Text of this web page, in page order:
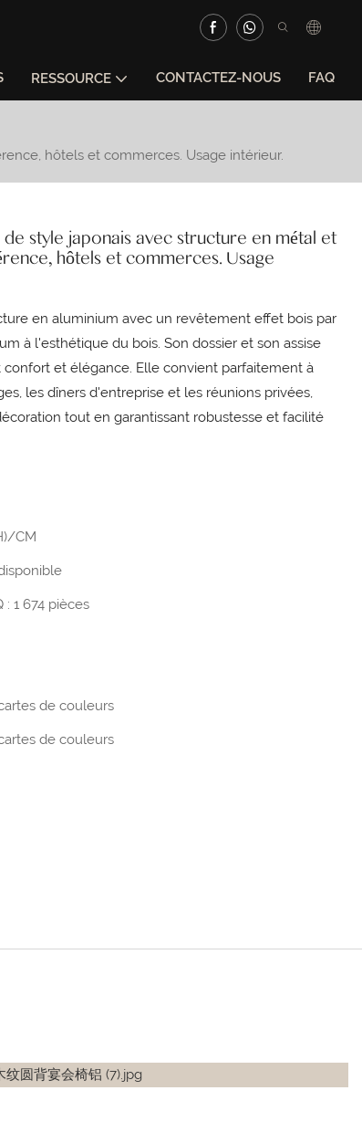
RESSOURCE CONTACTEZ-NOUS FAQ
hôtels et commerces. Usage intérieur.
style japonais avec structure en métal et
hôtels et commerces. Usage
en aluminium avec un revêtement effet bois par
à l'esthétique du bois. Son dossier et son assise
et élégance. Elle convient parfaitement à
les dîners d'entreprise et les réunions privées,
tout en garantissant robustesse et facilité
CM
1 674 pièces
de couleurs
de couleurs